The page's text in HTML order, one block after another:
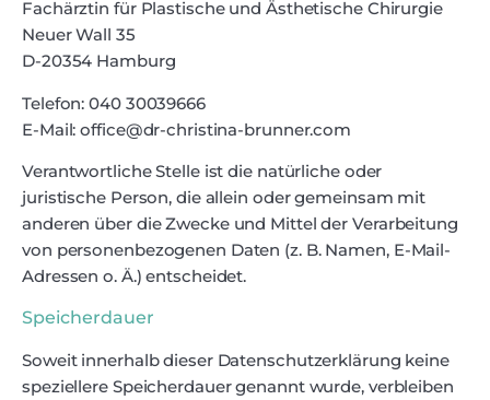
Fachärztin für Plastische und Ästhetische Chirurgie
Neuer Wall 35
D-20354 Hamburg
Telefon: 040 30039666
E-Mail: office@dr-christina-brunner.com
Verantwortliche Stelle ist die natürliche oder
juristische Person, die allein oder gemeinsam mit
anderen über die Zwecke und Mittel der Verarbeitung
von personenbezogenen Daten (z. B. Namen, E-Mail-
Adressen o. Ä.) entscheidet.
Speicherdauer
Soweit innerhalb dieser Datenschutzerklärung keine
speziellere Speicherdauer genannt wurde, verbleiben